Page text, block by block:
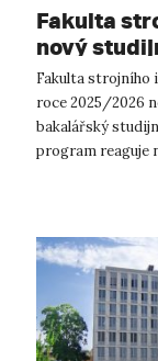
Fakulta
nový
Fakulta strojního
roce 2025/2026
bakalářský
program reaguje